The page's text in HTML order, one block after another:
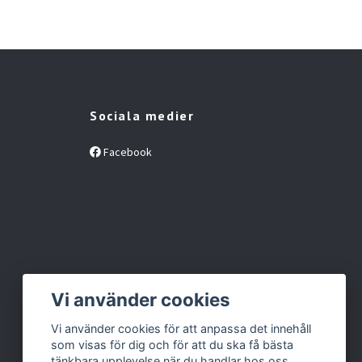
Sociala medier
Facebook
Vi använder cookies
Vi använder cookies för att anpassa det innehåll
som visas för dig och för att du ska få bästa